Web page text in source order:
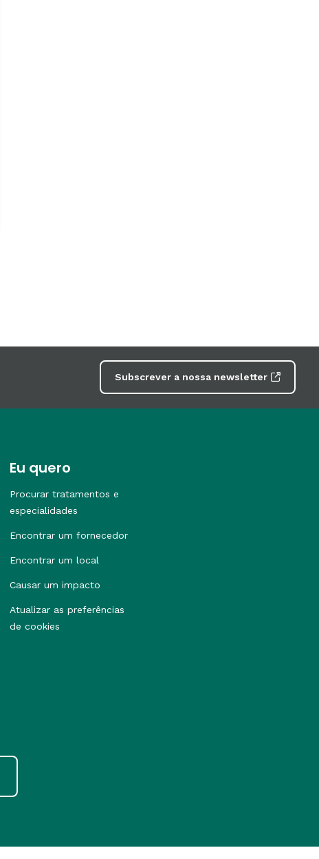
Subscrever a nossa newsletter
Eu quero
Procurar tratamentos e
especialidades
Encontrar um fornecedor
Encontrar um local
Causar um impacto
Atualizar as preferências
de cookies